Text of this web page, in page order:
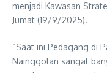
menjadi Kawasan
Jumat (19/9/2025).
“Saat ini Pedagang di
Nainggolan sangat